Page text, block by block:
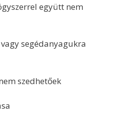
együtt nem
segédanyagukra
szedhetőek